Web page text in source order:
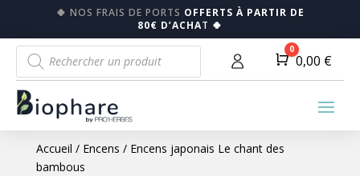
🍀 NOS FRAIS DE PORTS OFFERTS À PARTIR DE
80€ D’ACHAT 🍀
Recherche
de
produits
Panier
0
0,00 €
Accueil / Encens / Encens japonais Le chant des
bambous